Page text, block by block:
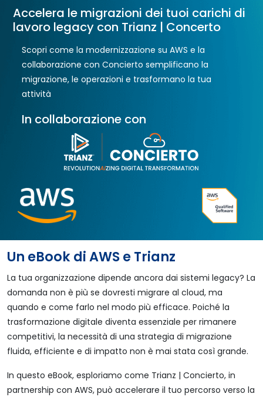
Accelera le migrazioni dei tuoi carichi di
lavoro legacy con Trianz | Concerto
Scopri come la modernizzazione su AWS e la
collaborazione con Concierto semplificano la
migrazione, le operazioni e trasformano la tua
attività
In collaborazione con
Un eBook di AWS e Trianz
La tua organizzazione dipende ancora dai sistemi legacy? La
domanda non è più se dovresti migrare al cloud, ma
quando e come farlo nel modo più efficace. Poiché la
trasformazione digitale diventa essenziale per rimanere
competitivi, la necessità di una strategia di migrazione
fluida, efficiente e di impatto non è mai stata così grande.
In questo eBook, esploriamo come Trianz | Concierto, in
partnership con AWS, può accelerare il tuo percorso verso la